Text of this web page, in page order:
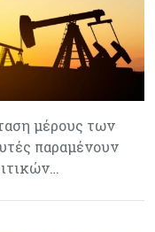
μέρους των
παραμένουν